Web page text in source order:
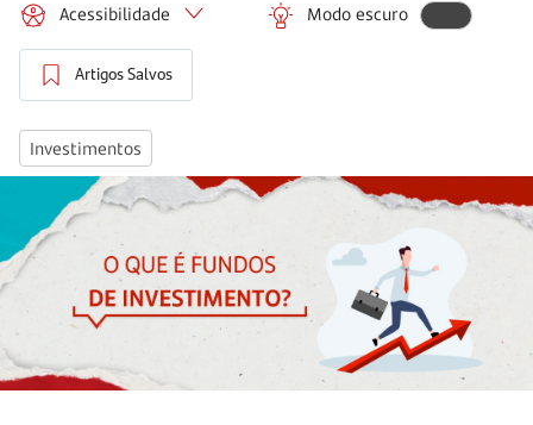
Acessibilidade Modo escuro
Artigos Salvos
Investimentos